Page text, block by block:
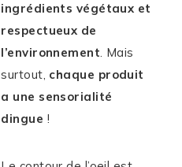
ingrédients végétaux et
respectueux de
l’environnement. Mais
surtout, chaque produit
a une sensorialité
dingue !